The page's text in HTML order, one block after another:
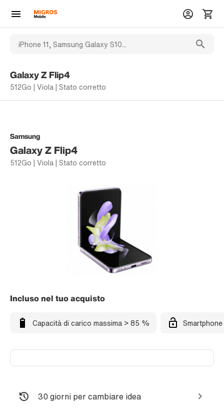
Galaxy Z Flip4
512Go | Viola | Stato corretto
Samsung
Galaxy Z Flip4
512Go | Viola | Stato corretto
Incluso nel tuo acquisto
Capacità di carico massima > 85 %
30 giorni per cambiare idea